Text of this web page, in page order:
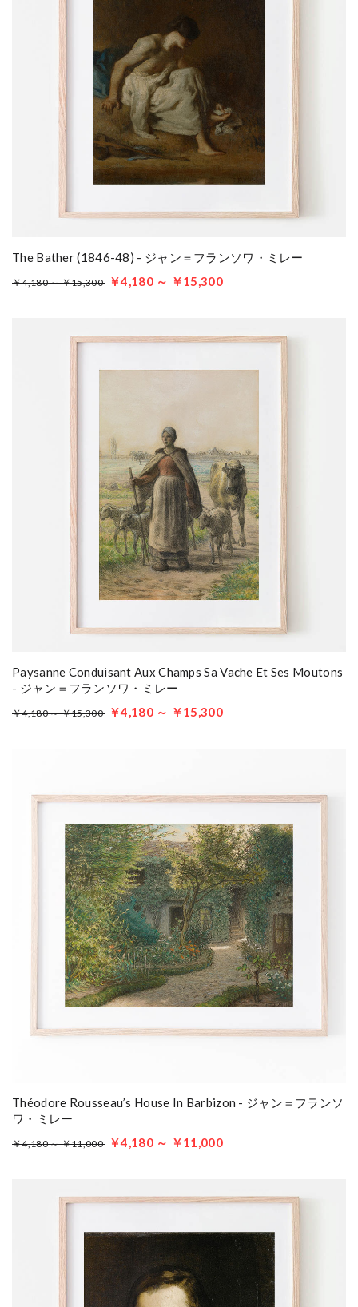
The Bather (1846-48) - ジャン＝フランソワ・ミレー
￥4,180 ～ ￥15,300 ￥4,180 ～ ￥15,300
Paysanne Conduisant Aux Champs Sa Vache Et Ses Moutons
- ジャン＝フランソワ・ミレー
￥4,180 ～ ￥15,300 ￥4,180 ～ ￥15,300
Théodore Rousseau’s House In Barbizon - ジャン＝フランソ
ワ・ミレー
￥4,180 ～ ￥11,000 ￥4,180 ～ ￥11,000